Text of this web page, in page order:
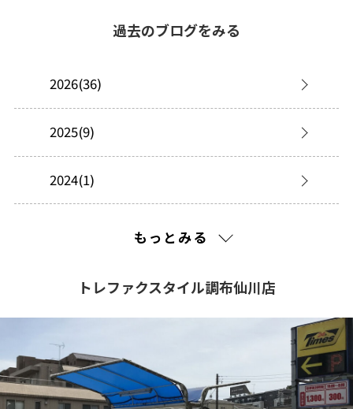
過去のブログをみる
2026(36)
2025(9)
2024(1)
2021(100)
2020(184)
もっとみる
トレファクスタイル調布仙川店